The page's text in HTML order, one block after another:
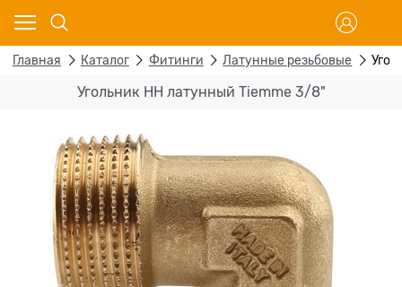
Главная Каталог Фитинги Латунные резьбовые
Угольник НН латунный Tiemme 3/8"